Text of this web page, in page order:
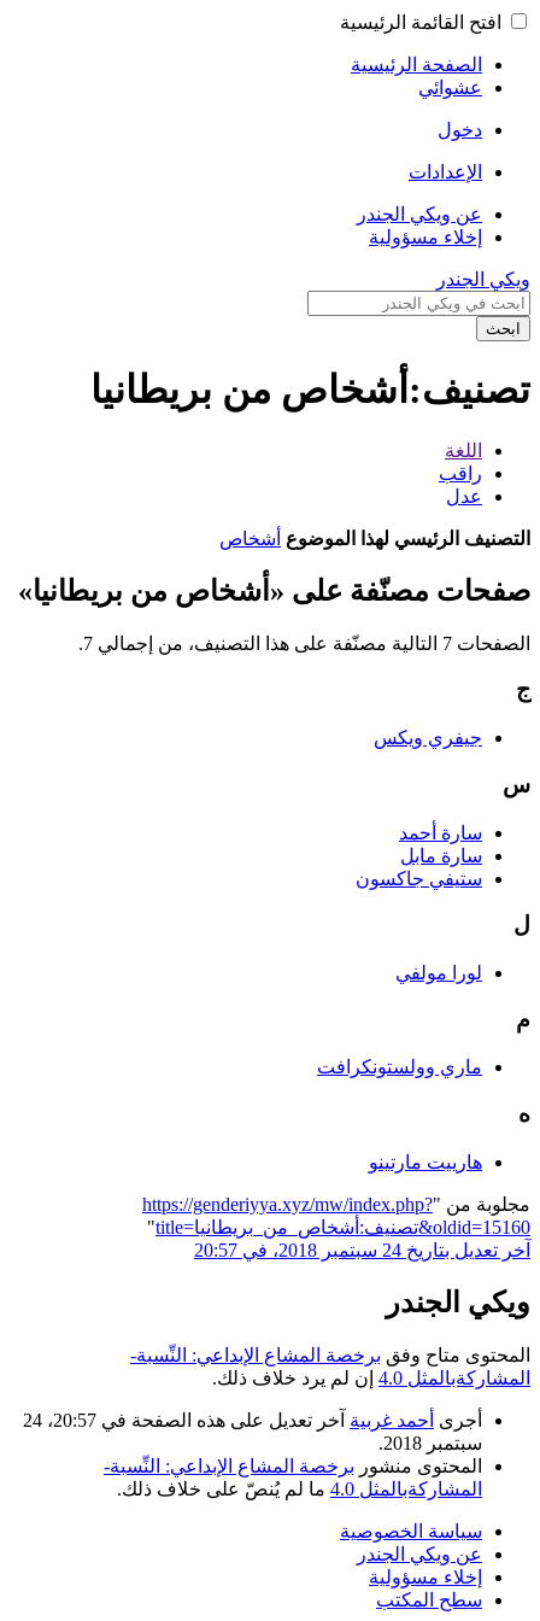
افتح القائمة الرئيسية
الصفحة الرئيسية
عشوائي
دخول
الإعدادات
عن ويكي الجندر
إخلاء مسؤولية
ويكي الجندر
ابحث
تصنيف:أشخاص من بريطانيا
اللغة
راقب
عدل
التصنيف الرئيسي لهذا الموضوع أشخاص
صفحات مصنّفة على «أشخاص من بريطانيا»
الصفحات 7 التالية مصنّفة على هذا التصنيف، من إجمالي 7.
ج
جيفري ويكس
س
سارة أحمد
سارة مابل
ستيفي جاكسون
ل
لورا مولفي
م
ماري وولستونكرافت
ه
هارييت مارتينو
مجلوبة من "https://genderiyya.xyz/mw/index.php?
title=تصنيف:أشخاص_من_بريطانيا&oldid=15160
"
آخر تعديل بتاريخ 24 سبتمبر 2018، في 20:57
ويكي الجندر
المحتوى متاح وفق برخصة المشاع الإبداعي: النِّسبة-
المشاركةبالمثل 4.0
إن لم يرد خلاف ذلك.
أجرى أحمد غربية
آخر تعديل على هذه الصفحة في 20:57، 24
سبتمبر 2018.
المحتوى منشور برخصة المشاع الإبداعي: النِّسبة-
المشاركةبالمثل 4.0
ما لم يُنصّ على خلاف ذلك.
سياسة الخصوصية
عن ويكي الجندر
إخلاء مسؤولية
سطح المكتب